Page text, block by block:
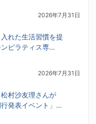
2026年7月31日
れた生活習慣を提
ピラティス専…
2026年7月31日
村沙友理さんが
行発表イベント」…